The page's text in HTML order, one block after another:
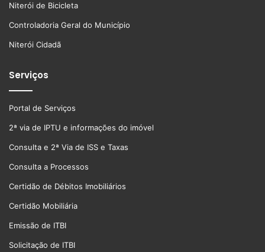
Niterói de Bicicleta
Controladoria Geral do Município
Niterói Cidadã
Serviços
Portal de Serviços
2ª via de IPTU e informações do imóvel
Consulta e 2ª Via de ISS e Taxas
Consulta a Processos
Certidão de Débitos Imobiliários
Certidão Mobiliária
Emissão de ITBI
Solicitação de ITBI